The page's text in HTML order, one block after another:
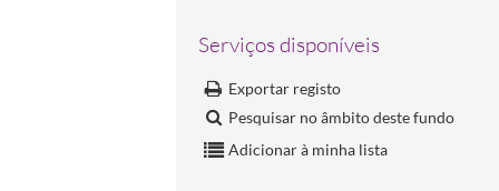
Serviços disponíveis
Exportar registo
Pesquisar no âmbito deste fundo
Adicionar à minha lista